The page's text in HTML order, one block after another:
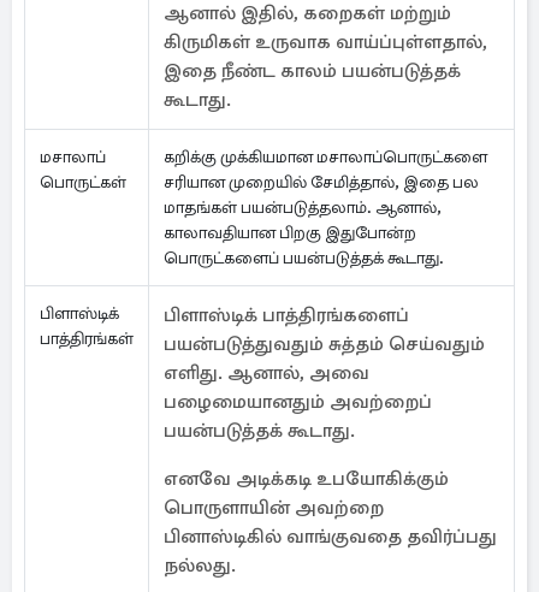
ஆனால் இதில், கறைகள் மற்றும்
கிருமிகள் உருவாக வாய்ப்புள்ளதால்,
இதை நீண்ட காலம் பயன்படுத்தக்
கூடாது.
மசாலாப்
பொருட்கள்
கறிக்கு முக்கியமான மசாலாப்பொருட்களை
சரியான முறையில் சேமித்தால், இதை பல
மாதங்கள் பயன்படுத்தலாம். ஆனால்,
காலாவதியான பிறகு இதுபோன்ற
பொருட்களைப் பயன்படுத்தக் கூடாது.
பிளாஸ்டிக்
பாத்திரங்கள்
பிளாஸ்டிக் பாத்திரங்களைப்
பயன்படுத்துவதும் சுத்தம் செய்வதும்
எளிது. ஆனால், அவை
பழைமையானதும் அவற்றைப்
பயன்படுத்தக் கூடாது.
எனவே அடிக்கடி உபயோகிக்கும்
பொருளாயின் அவற்றை
பினாஸ்டிகில் வாங்குவதை தவிர்ப்பது
நல்லது.